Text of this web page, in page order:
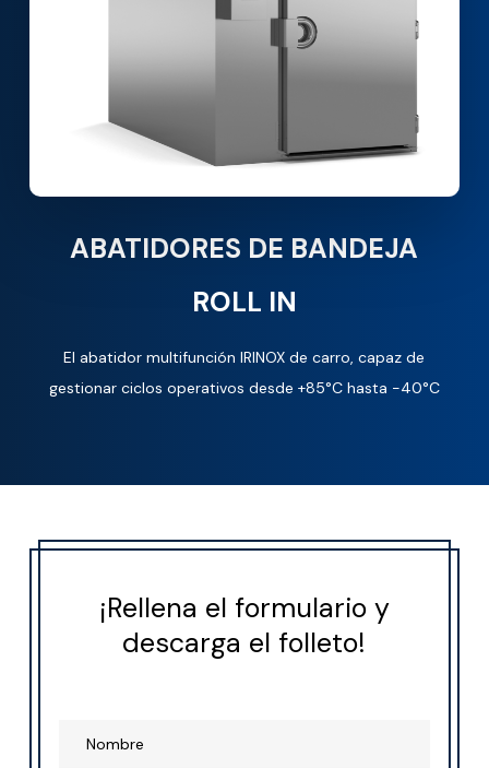
ABATIDORES DE BANDEJA
ROLL IN
El abatidor multifunción IRINOX de carro, capaz de
gestionar ciclos operativos desde +85°C hasta -40°C
¡Rellena el formulario y
descarga el folleto!